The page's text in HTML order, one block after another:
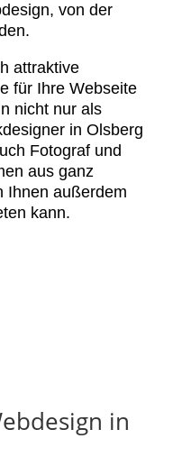
von der
attraktive
für Ihre Webseite
nicht nur als
in Olsberg
Fotograf und
aus ganz
Ihnen außerdem
kann.
in